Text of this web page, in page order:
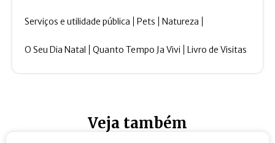
Serviços e utilidade pública Pets Natureza
O Seu Dia Natal Quanto Tempo Ja Vivi Livro de Visitas
Veja também